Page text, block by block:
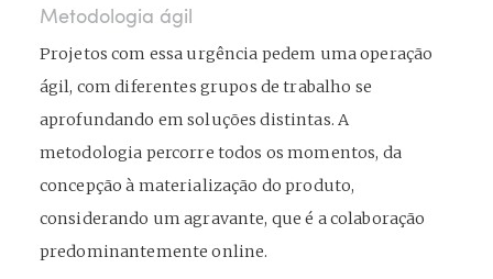
Metodologia ágil
Projetos com essa urgência pedem uma operação
ágil, com diferentes grupos de trabalho se
aprofundando em soluções distintas. A
metodologia percorre todos os momentos, da
concepção à materialização do produto,
considerando um agravante, que é a colaboração
predominantemente online.